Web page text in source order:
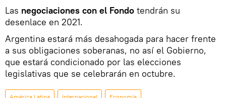
Las negociaciones con el Fondo tendrán su
desenlace en 2021.
Argentina estará más desahogada para hacer frente
a sus obligaciones soberanas, no así el Gobierno,
que estará condicionado por las elecciones
legislativas que se celebrarán en octubre.